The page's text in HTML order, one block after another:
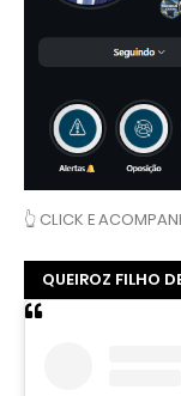
👆 CLICK E
QUEIROZ FILHO